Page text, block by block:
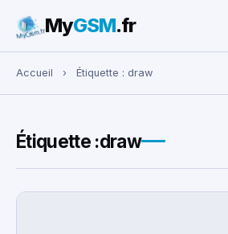
Rechercher :
MyGSM.fr
Accueil › Étiquette : draw
Étiquette :draw